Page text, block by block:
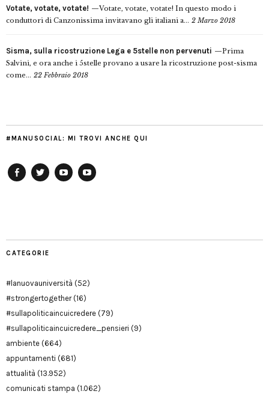
Votate, votate, votate!
Votate, votate, votate! In questo modo i
conduttori di Canzonissima invitavano gli italiani a... 2 Marzo 2018
Sisma, sulla ricostruzione Lega e 5stelle non pervenuti
Prima
Salvini, e ora anche i 5stelle provano a usare la ricostruzione post-sisma
come... 22 Febbraio 2018
#MANUSOCIAL: MI TROVI ANCHE QUI
CATEGORIE
#lanuovauniversità (52)
#strongertogether(16)
#sullapoliticaincuicredere (79)
#sullapoliticaincuicredere_pensieri (9)
ambiente (664)
appuntamenti (681)
attualità (13.952)
comunicati stampa (1.062)